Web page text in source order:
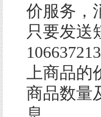
价服务，
只要发送
上商品
商品数量